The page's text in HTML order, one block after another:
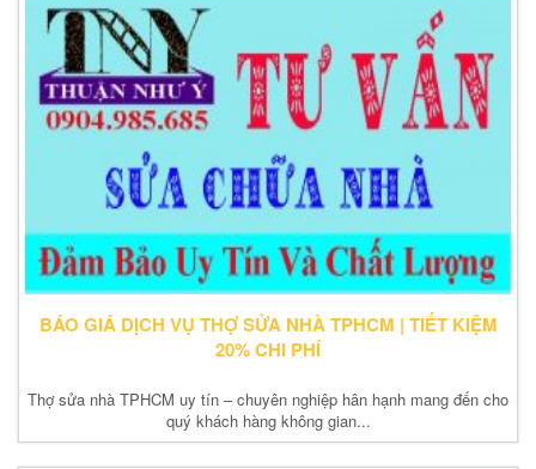
BÁO GIÁ DỊCH VỤ THỢ SỬA NHÀ TPHCM | TIẾT KIỆM
20% CHI PHÍ
Thợ sửa nhà TPHCM uy tín – chuyên nghiệp hân hạnh mang đến cho
quý khách hàng không gian...